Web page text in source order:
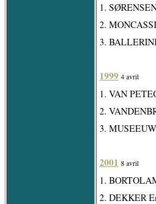
1.
2.
3.
1999 4 avril
1. VAN
2.
3.
2001 8 avril
1.
2. DEKKER